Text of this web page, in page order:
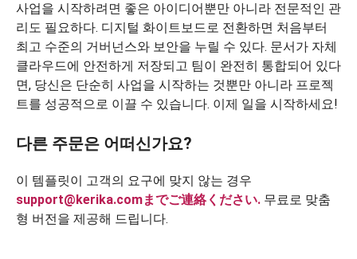
사업을 시작하려면 좋은 아이디어뿐만 아니라 전문적인 관
리도 필요하다. 디지털 화이트보드로 전환하면 처음부터
최고 수준의 거버넌스와 보안을 누릴 수 있다. 문서가 자체
클라우드에 안전하게 저장되고 팀이 완전히 통합되어 있다
면, 당신은 단순히 사업을 시작하는 것뿐만 아니라 프로젝
트를 성공적으로 이끌 수 있습니다. 이제 일을 시작하세요!
다른 주문은 어떠신가요?
이 템플릿이 고객의 요구에 맞지 않는 경우
support@kerika.comまでご連絡ください. 무료로 맞춤
형 버전을 제공해 드립니다.